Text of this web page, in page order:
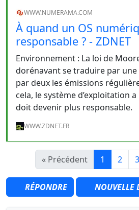
WWW.NUMERAMA.COM
À quand un OS
responsable ? - ZDNET
Environnement : La loi de
dorénavant se traduire par
par deux les émissions
cela, le système d’exploitation
doit devenir plus responsable.
WWW.ZDNET.FR
« Précédent 1 2 3
RÉPONDRE NOUVELLE